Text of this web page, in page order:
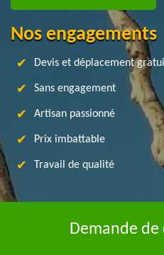
Nos engagements
Devis et déplacement
Sans engagement
Artisan passionné
Prix imbattable
Travail de qualité
Demande